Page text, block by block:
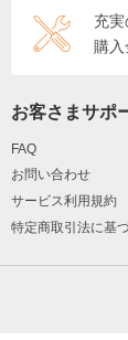
充
購
お客さまサポ
FAQ
お問い合わせ
サービス利用規約
特定商取引法に基